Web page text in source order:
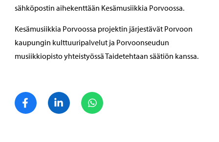
sähköpostin aihekenttään Kesämusiikkia Porvoossa.
Kesämusiikkia Porvoossa projektin järjestävät Porvoon
kaupungin kulttuuripalvelut ja Porvoonseudun
musiikkiopisto yhteistyössä Taidetehtaan säätiön kanssa.
Jaa FacebookJaa LinkedIn